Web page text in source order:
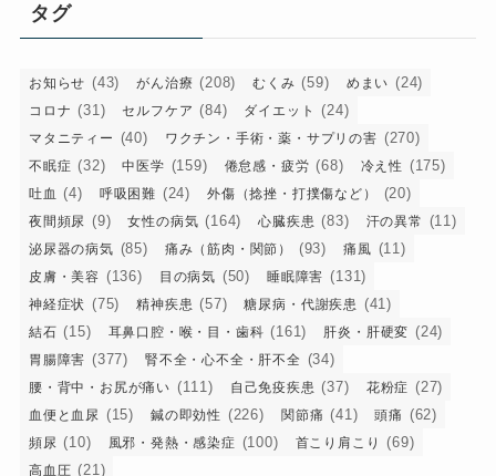
ー
タグ
お知らせ (43) がん治療 (208) むくみ (59) めまい (24)
コロナ (31) セルフケア (84) ダイエット (24)
マタニティー (40) ワクチン・手術・薬・サプリの害 (270)
不眠症 (32) 中医学 (159) 倦怠感・疲労 (68) 冷え性 (175)
吐血 (4) 呼吸困難 (24) 外傷（捻挫・打撲傷など） (20)
夜間頻尿 (9) 女性の病気 (164) 心臓疾患 (83) 汗の異常 (11)
泌尿器の病気 (85) 痛み（筋肉・関節） (93) 痛風 (11)
皮膚・美容 (136) 目の病気 (50) 睡眠障害 (131)
神経症状 (75) 精神疾患 (57) 糖尿病・代謝疾患 (41)
結石 (15) 耳鼻口腔・喉・目・歯科 (161) 肝炎・肝硬変 (24)
胃腸障害 (377) 腎不全・心不全・肝不全 (34)
腰・背中・お尻が痛い (111) 自己免疫疾患 (37) 花粉症 (27)
血便と血尿 (15) 鍼の即効性 (226) 関節痛 (41) 頭痛 (62)
頻尿 (10) 風邪・発熱・感染症 (100) 首こり肩こり (69)
高血圧 (21)